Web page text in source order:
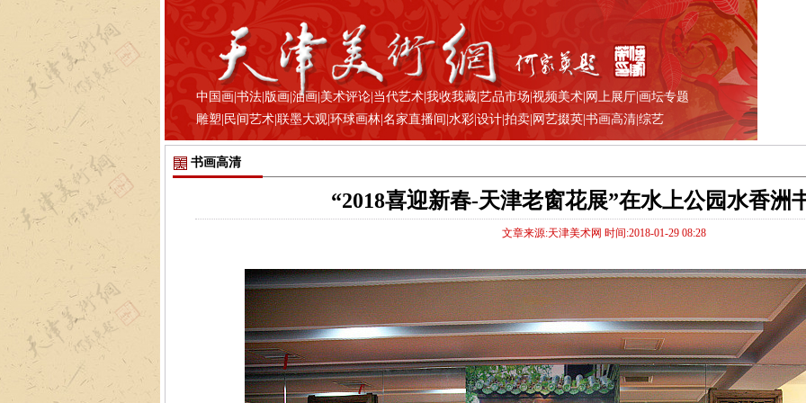
中国画 书法| 版画 油画 |美术评论| 当代艺术| 我收我藏| 艺品市场 视频美术| 网上展厅| 画坛专题
雕塑 民间艺术| 联墨大观| 环球画林| 名家直播间 水彩| 设计| 拍卖| 网艺掇英| 书画高清| 综艺
书画高清
“2018喜迎新春-天津老窗花展”在水上公园水香洲
文章来源:天津美术网 时间:2018-01-29 08:28